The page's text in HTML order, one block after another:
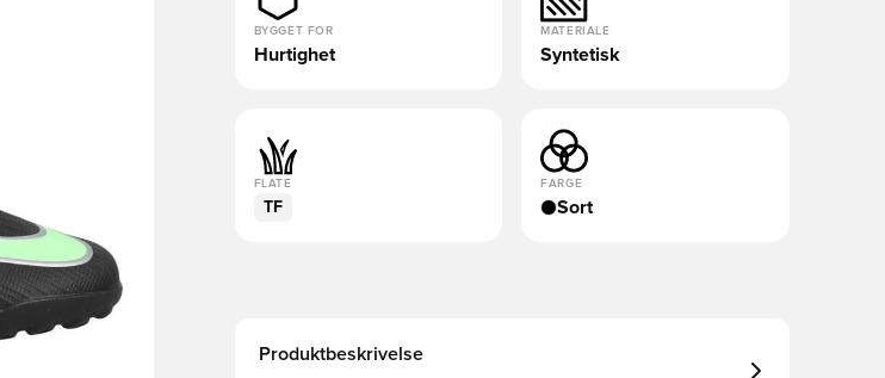
BYGGET FOR
Hurtighet
MATERIALE
Syntetisk
FLATE
TF
FARGE
Sort
Produktbeskrivelse